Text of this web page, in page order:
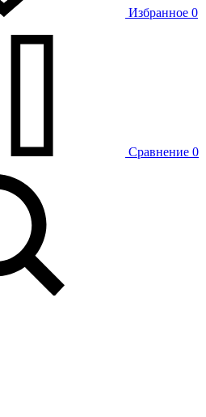
Избранное 0
Сравнение 0